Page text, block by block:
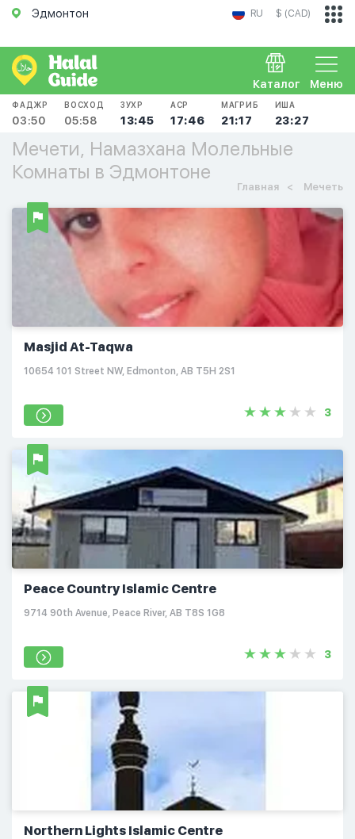
Эдмонтон RU $ (CAD)
Меню
Каталог
ФАДЖР
03:50
ВОСХОД
05:58
ЗУХР
13:45
АСР
17:46
МАГРИБ
21:17
ИША
23:27
Мечети, Намазхана Молельные
Комнаты в Эдмонтоне
Главная Мечеть
Masjid At-Taqwa
10654 101 Street NW, Edmonton, AB T5H 2S1
3
Peace Country Islamic Centre
9714 90th Avenue, Peace River, AB T8S 1G8
3
Northern Lights Islamic Centre